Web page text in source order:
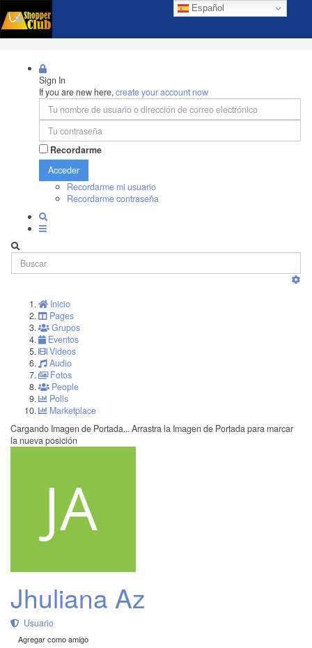
Español
Sign In
If you are new here,create your account now
Recordarme
Acceder
Recordarme mi usuario
Recordarme contraseña
Inicio
Pages
Grupos
Eventos
Videos
Audio
Fotos
People
Polls
Marketplace
Cargando Imagen de Portada... Arrastra la Imagen de Portada para marcar
la nueva posición
Jhuliana Az
Usuario
Agregar como amigo